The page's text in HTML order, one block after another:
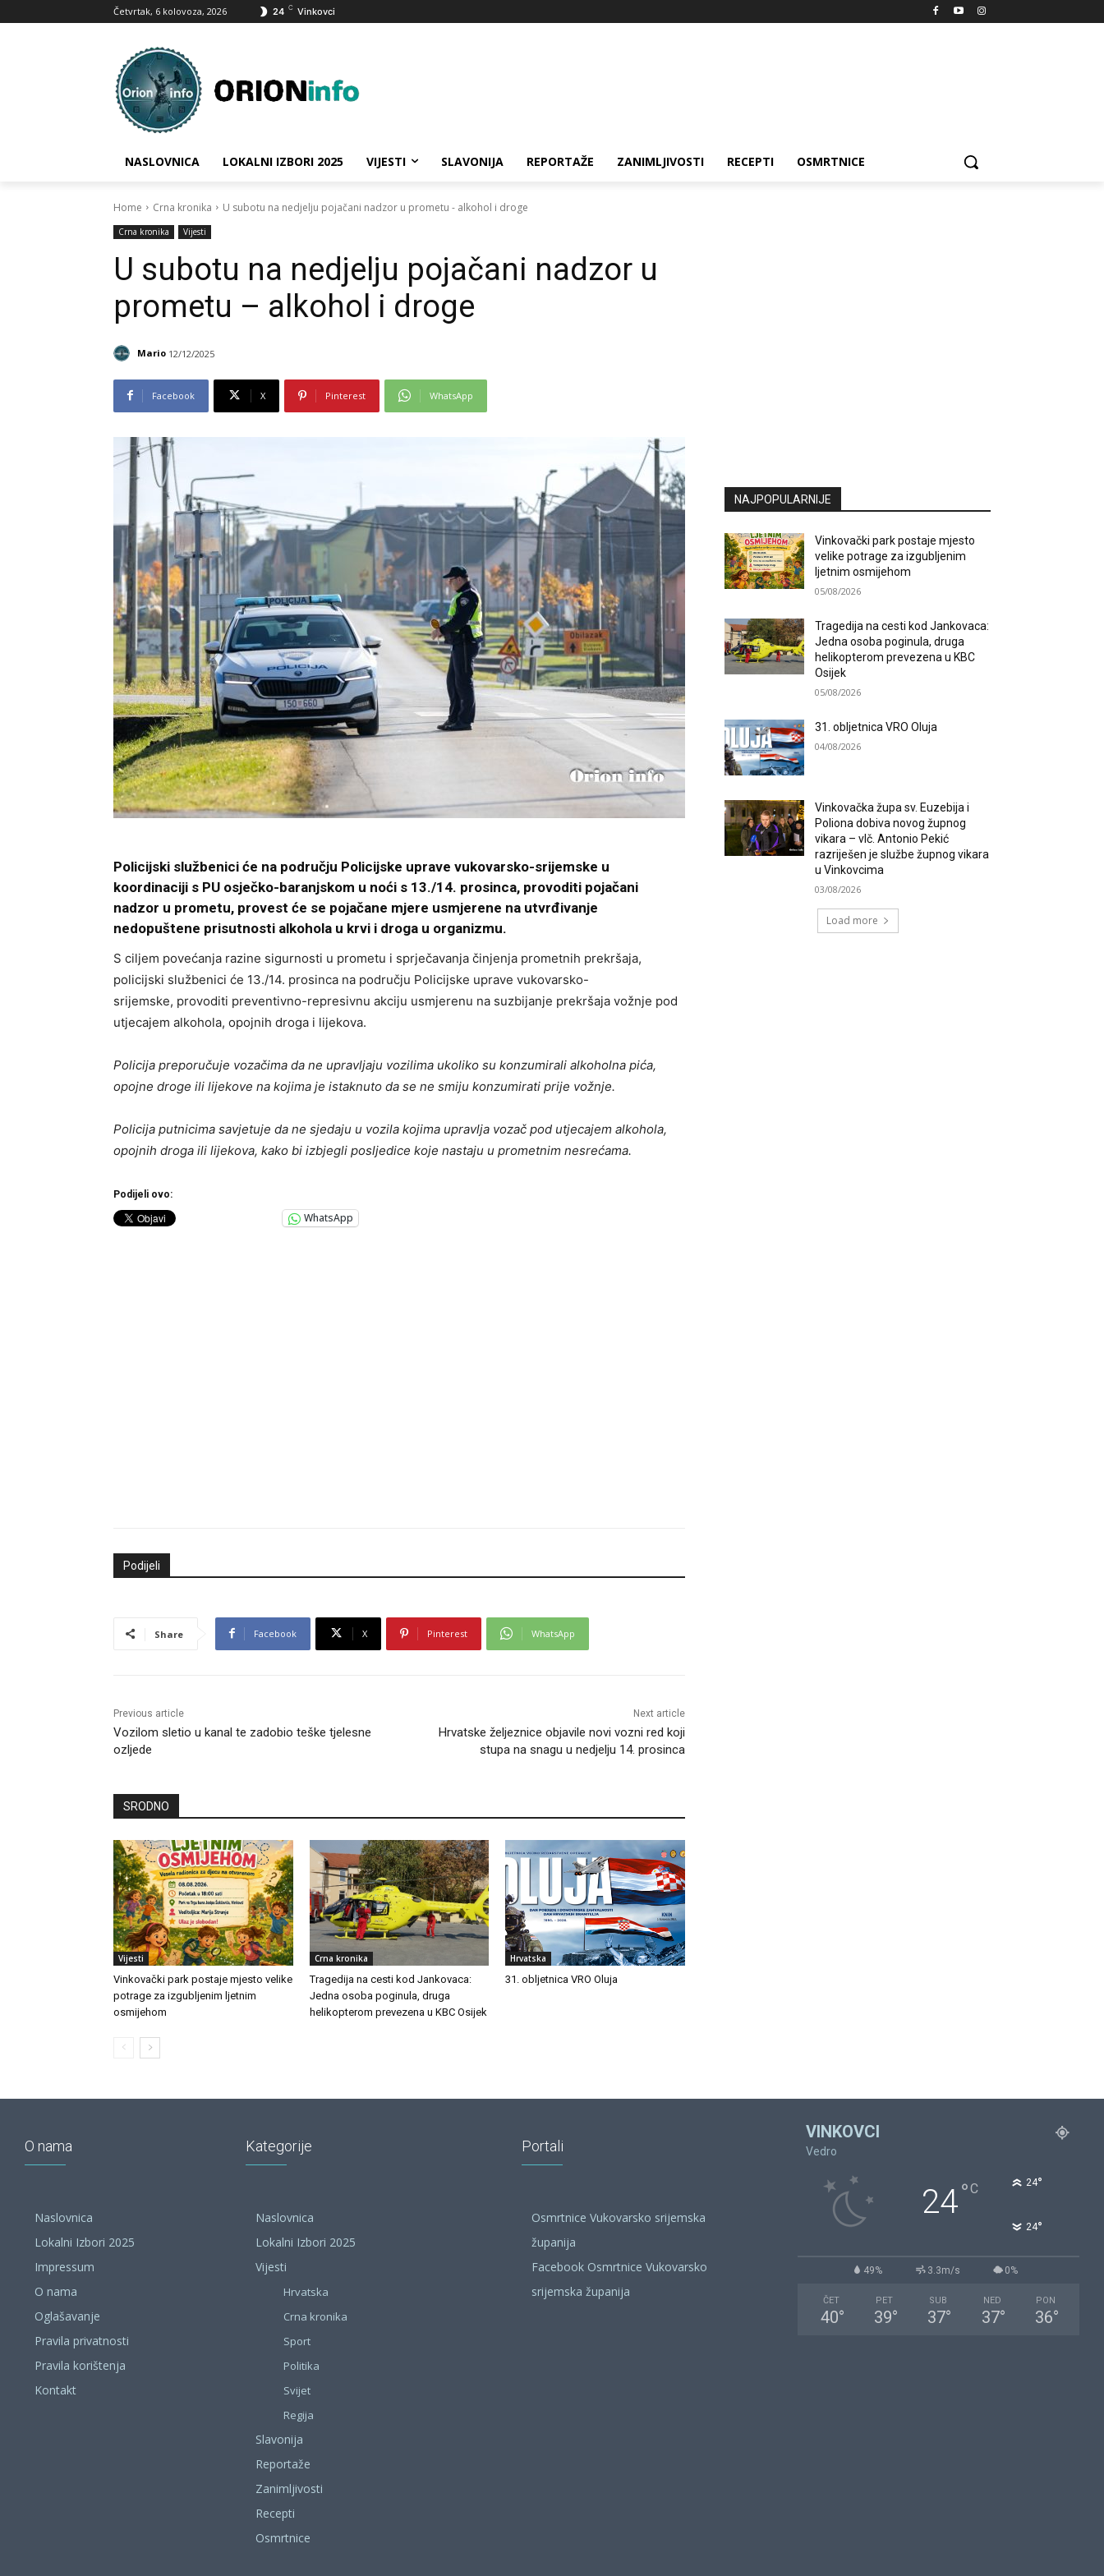
Četvrtak, 6 kolovoza, 2026 24 C Vinkovci
NASLOVNICA LOKALNI IZBORI 2025 VIJESTI SLAVONIJA REPORTAŽE ZANIMLJIVOSTI RECEPTI OSMRTNICE
Home Crna kronika U subotu na nedjelju pojačani nadzor u prometu - alkohol i droge
Crna kronika Vijesti
U subotu na nedjelju pojačani nadzor u
prometu – alkohol i droge
Mario 12/12/2025
Facebook X Pinterest WhatsApp
Policijski službenici će na području Policijske uprave vukovarsko-srijemske u
koordinaciji s PU osječko-baranjskom u noći s 13./14. prosinca, provoditi pojačani
nadzor u prometu, provest će se pojačane mjere usmjerene na utvrđivanje
nedopuštene prisutnosti alkohola u krvi i droga u organizmu.
S ciljem povećanja razine sigurnosti u prometu i sprječavanja činjenja prometnih prekršaja,
policijski službenici će 13./14. prosinca na području Policijske uprave vukovarsko-
srijemske, provoditi preventivno-represivnu akciju usmjerenu na suzbijanje prekršaja vožnje pod
utjecajem alkohola, opojnih droga i lijekova.
Policija preporučuje vozačima da ne upravljaju vozilima ukoliko su konzumirali alkoholna pića,
opojne droge ili lijekove na kojima je istaknuto da se ne smiju konzumirati prije vožnje.
Policija putnicima savjetuje da ne sjedaju u vozila kojima upravlja vozač pod utjecajem alkohola,
opojnih droga ili lijekova, kako bi izbjegli posljedice koje nastaju u prometnim nesrećama.
Podijeli ovo:
WhatsApp
Podijeli
Share Facebook X Pinterest WhatsApp
Previous article
Vozilom sletio u kanal te zadobio teške tjelesne
ozljede
Next article
Hrvatske željeznice objavile novi vozni red koji
stupa na snagu u nedjelju 14. prosinca
SRODNO
Vijesti
Vinkovački park postaje mjesto velike
potrage za izgubljenim ljetnim
osmijehom
Crna kronika
Tragedija na cesti kod Jankovaca:
Jedna osoba poginula, druga
helikopterom prevezena u KBC Osijek
Hrvatska
31. obljetnica VRO Oluja
NAJPOPULARNIJE
Vinkovački park postaje mjesto
velike potrage za izgubljenim
ljetnim osmijehom
05/08/2026
Tragedija na cesti kod Jankovaca:
Jedna osoba poginula, druga
helikopterom prevezena u KBC
Osijek
05/08/2026
31. obljetnica VRO Oluja
04/08/2026
Vinkovačka župa sv. Euzebija i
Poliona dobiva novog župnog
vikara – vlč. Antonio Pekić
razriješen je službe župnog vikara
u Vinkovcima
03/08/2026
Load more
O nama
Naslovnica
Lokalni Izbori 2025
Impressum
O nama
Oglašavanje
Pravila privatnosti
Pravila korištenja
Kontakt
Kategorije
Naslovnica
Lokalni Izbori 2025
Vijesti
Hrvatska
Crna kronika
Sport
Politika
Svijet
Regija
Slavonija
Reportaže
Zanimljivosti
Recepti
Osmrtnice
Portali
Osmrtnice Vukovarsko srijemska
županija
Facebook Osmrtnice Vukovarsko
srijemska županija
VINKOVCI
Vedro
24°C 24°
24°
49% 3.3m/s 0%
ČET
40°
PET
39°
SUB
37°
NED
37°
PON
36°